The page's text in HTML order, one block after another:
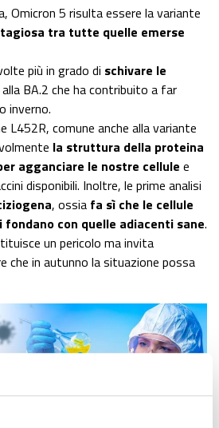
Omicron 5 risulta essere la variante
tra tutte quelle emerse
più in grado di schivare le
BA.2 che ha contribuito a far
inverno.
L452R, comune anche alla variante
la struttura della proteina
agganciare le nostre cellule e
disponibili. Inoltre, le prime analisi
, ossia fa sì che le cellule
con quelle adiacenti sane.
un pericolo ma invita
che in autunno la situazione possa